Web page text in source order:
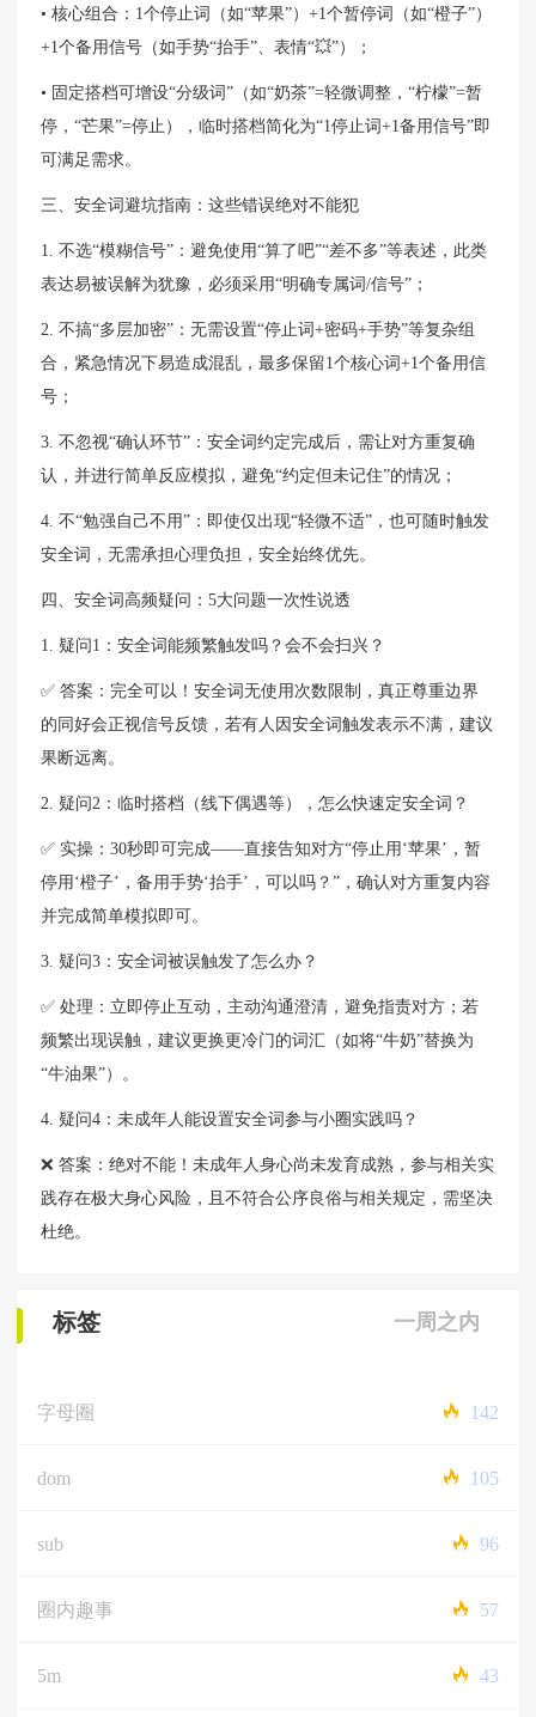
• 核心组合：1个停止词（如“苹果”）+1个暂停词（如“橙子”）
+1个备用信号（如手势“抬手”、表情“💥”）；
• 固定搭档可增设“分级词”（如“奶茶”=轻微调整，“柠檬”=暂
停，“芒果”=停止），临时搭档简化为“1停止词+1备用信号”即
可满足需求。
三、安全词避坑指南：这些错误绝对不能犯
1. 不选“模糊信号”：避免使用“算了吧”“差不多”等表述，此类
表达易被误解为犹豫，必须采用“明确专属词/信号”；
2. 不搞“多层加密”：无需设置“停止词+密码+手势”等复杂组
合，紧急情况下易造成混乱，最多保留1个核心词+1个备用信
号；
3. 不忽视“确认环节”：安全词约定完成后，需让对方重复确
认，并进行简单反应模拟，避免“约定但未记住”的情况；
4. 不“勉强自己不用”：即使仅出现“轻微不适”，也可随时触发
安全词，无需承担心理负担，安全始终优先。
四、安全词高频疑问：5大问题一次性说透
1. 疑问1：安全词能频繁触发吗？会不会扫兴？
✅ 答案：完全可以！安全词无使用次数限制，真正尊重边界
的同好会正视信号反馈，若有人因安全词触发表示不满，建议
果断远离。
2. 疑问2：临时搭档（线下偶遇等），怎么快速定安全词？
✅ 实操：30秒即可完成——直接告知对方“停止用‘苹果’，暂
停用‘橙子’，备用手势‘抬手’，可以吗？”，确认对方重复内容
并完成简单模拟即可。
3. 疑问3：安全词被误触发了怎么办？
✅ 处理：立即停止互动，主动沟通澄清，避免指责对方；若
频繁出现误触，建议更换更冷门的词汇（如将“牛奶”替换为
“牛油果”）。
4. 疑问4：未成年人能设置安全词参与小圈实践吗？
❌ 答案：绝对不能！未成年人身心尚未发育成熟，参与相关实
践存在极大身心风险，且不符合公序良俗与相关规定，需坚决
杜绝。
标签 一周之内
字母圈 142
dom 105
sub 96
圈内趣事 57
5m 43